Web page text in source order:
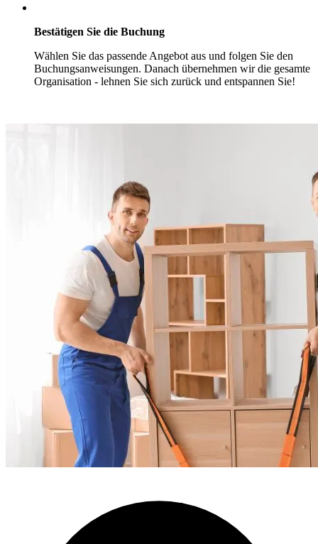
Bestätigen Sie die Buchung
Wählen Sie das passende Angebot aus und folgen Sie den
Buchungsanweisungen. Danach übernehmen wir die gesamte
Organisation - lehnen Sie sich zurück und entspannen Sie!